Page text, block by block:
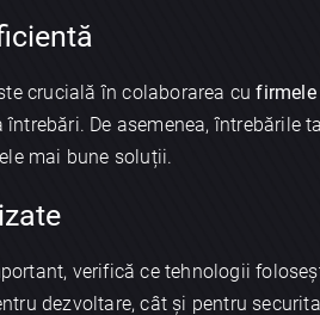
crucială în colaborarea cufirmele
De asemenea, întrebările
mai bune soluții.
verifică ce tehnologii
dezvoltare, cât și pentru